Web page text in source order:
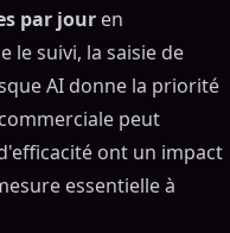
par jour en
le suivi, la saisie de
AI donne la priorité
peut
ont un impact
essentielle à